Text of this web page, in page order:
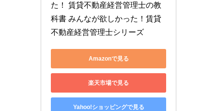
た！ 賃貸不動産経営管理士の教
科書 みんなが欲しかった！賃貸
不動産経営管理士シリーズ
Amazonで見る
楽天市場で見る
Yahoo!ショッピングで見る